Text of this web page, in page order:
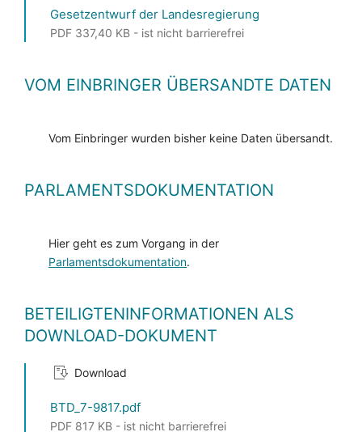
Gesetzentwurf der Landesregierung
PDF 337,40 KB - ist nicht barrierefrei
VOM EINBRINGER ÜBERSANDTE DATEN
Vom Einbringer wurden bisher keine Daten übersandt.
PARLAMENTSDOKUMENTATION
Hier geht es zum Vorgang in der
Parlamentsdokumentation.
BETEILIGTENINFORMATIONEN ALS
DOWNLOAD-DOKUMENT
Download
BTD_7-9817.pdf
PDF 817 KB - ist nicht barrierefrei